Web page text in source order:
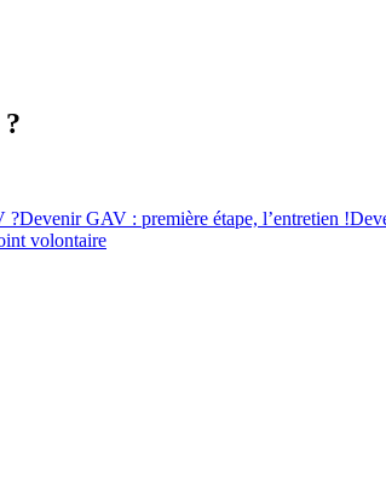
?Devenir GAV : première étape, l’entretien !
volontaire